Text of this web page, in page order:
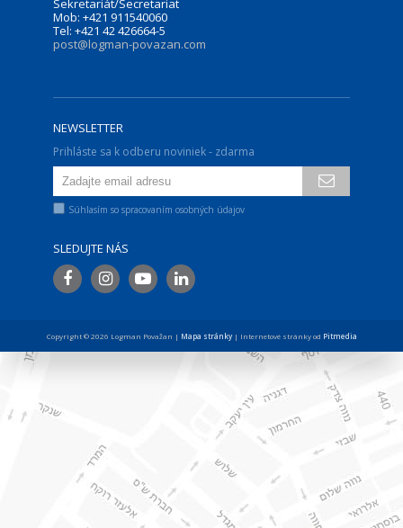
Mob: +421 911540060
Tel: +421 42 426664-5
post@logman-povazan.com
NEWSLETTER
Prihláste sa k odberu noviniek - zdarma
Súhlasím so spracovaním osobných údajov
SLEDUJTE NÁS
Copyright © 2026 Logman Považan | Mapa stránky| Internetové stránky od Pitmedia